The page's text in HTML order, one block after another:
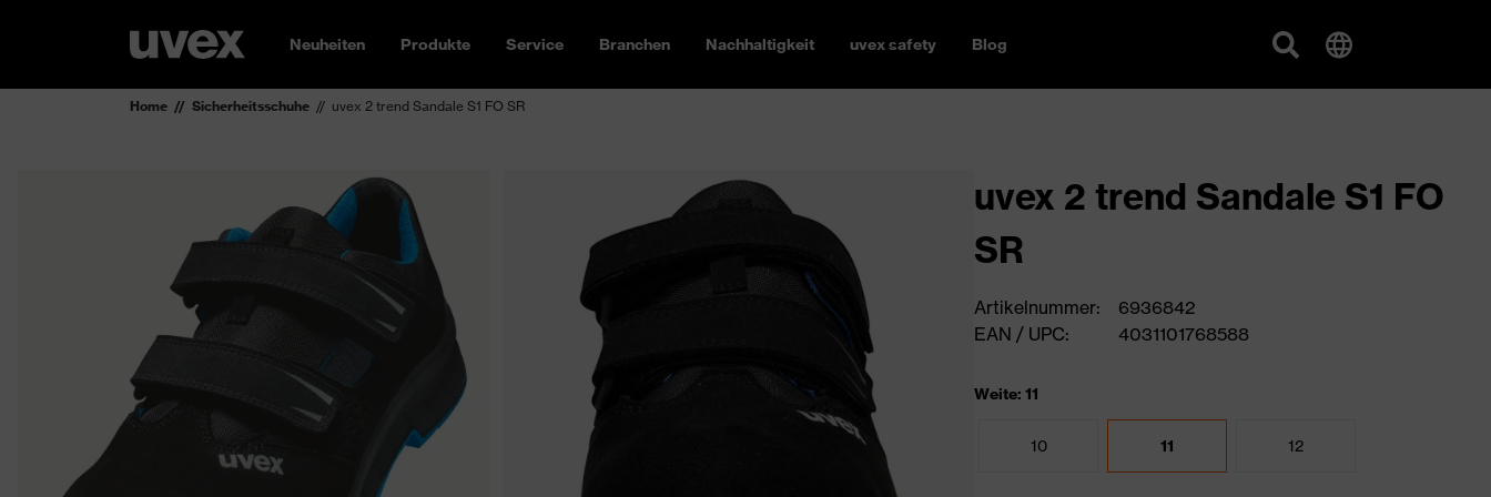
Neuheiten Produkte Service Branchen Nachhaltigkeit uvex safety Blog
Home Sicherheitsschuhe uvex 2 trend Sandale S1 FO SR
uvex 2 trend Sandale S1 FO
SR
Artikelnummer:
6936842
EAN / UPC:
4031101768588
Weite: 11
10 11 12